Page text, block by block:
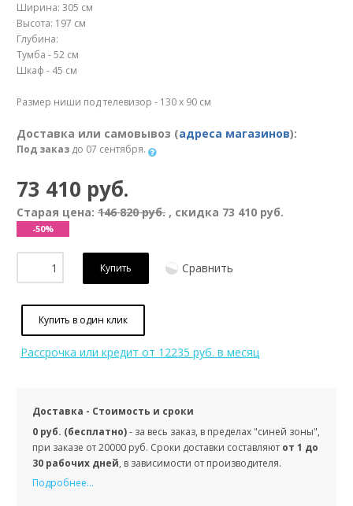
Ширина: 305 см
Высота: 197 см
Глубина:
Тумба - 52 см
Шкаф - 45 см
Размер ниши под телевизор - 130 х 90 см
Доставка или самовывоз (адреса магазинов):
Под заказ до 07 сентября.
73 410 руб.
Старая цена: 146 820 руб. , скидка 73 410 руб.
-50%
Купить Сравнить
Купить в один клик
Рассрочка или кредит от 12235 руб. в месяц
Доставка - Стоимость и сроки
0 руб. (бесплатно)- за весь заказ, в пределах "синей зоны",
при заказе от 20000 руб. Сроки доставки составляют от 1 до
30 рабочих дней, в зависимости от производителя.
Подробнее...